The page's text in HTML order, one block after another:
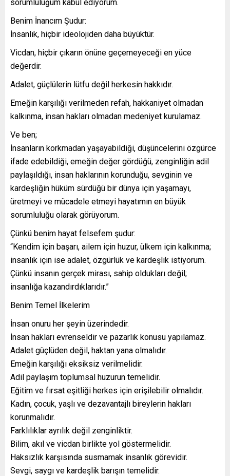
sorumluluğum kabul ediyorum.
Benim İnancım Şudur:
İnsanlık, hiçbir ideolojiden daha büyüktür.
Vicdan, hiçbir çıkarın önüne geçemeyeceği en yüce
değerdir.
Adalet, güçlülerin lütfu değil herkesin hakkıdır.
Emeğin karşılığı verilmeden refah, hakkaniyet olmadan
kalkınma, insan hakları olmadan medeniyet kurulamaz.
Ve ben;
İnsanların korkmadan yaşayabildiği, düşüncelerini özgürce
ifade edebildiği, emeğin değer gördüğü, zenginliğin adil
paylaşıldığı, insan haklarının korunduğu, sevginin ve
kardeşliğin hüküm sürdüğü bir dünya için yaşamayı,
üretmeyi ve mücadele etmeyi hayatımın en büyük
sorumluluğu olarak görüyorum.
Çünkü benim hayat felsefem şudur:
“Kendim için başarı, ailem için huzur, ülkem için kalkınma;
insanlık için ise adalet, özgürlük ve kardeşlik istiyorum.
Çünkü insanın gerçek mirası, sahip oldukları değil;
insanlığa kazandırdıklarıdır.”
Benim Temel İlkelerim
İnsan onuru her şeyin üzerindedir.
İnsan hakları evrenseldir ve pazarlık konusu yapılamaz.
Adalet güçlüden değil, haktan yana olmalıdır.
Emeğin karşılığı eksiksiz verilmelidir.
Adil paylaşım toplumsal huzurun temelidir.
Eğitim ve fırsat eşitliği herkes için erişilebilir olmalıdır.
Kadın, çocuk, yaşlı ve dezavantajlı bireylerin hakları
korunmalıdır.
Farklılıklar ayrılık değil zenginliktir.
Bilim, akıl ve vicdan birlikte yol göstermelidir.
Haksızlık karşısında susmamak insanlık görevidir.
Sevgi, saygı ve kardeşlik barışın temelidir.